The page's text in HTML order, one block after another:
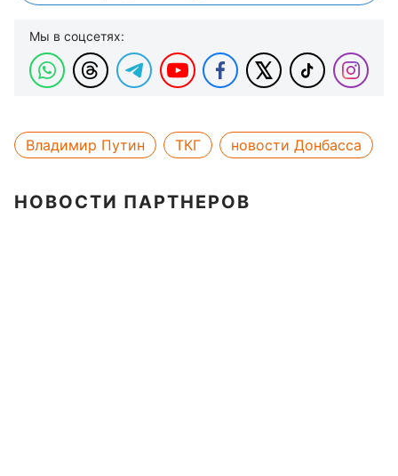
Мы в соцсетях:
Владимир Путин ТКГ новости Донбасса
НОВОСТИ ПАРТНЕРОВ